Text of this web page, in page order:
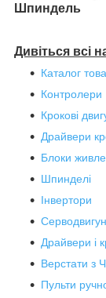
Шпиндель
Дивіться всі
Каталог
Контролери
Крокові
Драйвери
Блоки
Шпинделі
Інвертори
Драйвери і
Верстати з
Пульти